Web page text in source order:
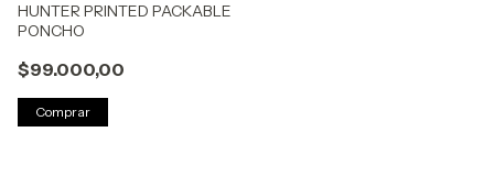
HUNTER PRINTED PACKABLE
PONCHO
$99.000,00
Comprar